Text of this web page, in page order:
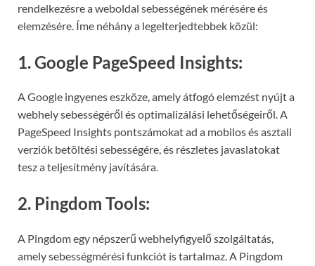
rendelkezésre a weboldal sebességének mérésére és
elemzésére. Íme néhány a legelterjedtebbek közül:
1. Google PageSpeed Insights:
A Google ingyenes eszköze, amely átfogó elemzést nyújt a
webhely sebességéről és optimalizálási lehetőségeiről. A
PageSpeed Insights pontszámokat ad a mobilos és asztali
verziók betöltési sebességére, és részletes javaslatokat
tesz a teljesítmény javítására.
2. Pingdom Tools:
A Pingdom egy népszerű webhelyfigyelő szolgáltatás,
amely sebességmérési funkciót is tartalmaz. A Pingdom